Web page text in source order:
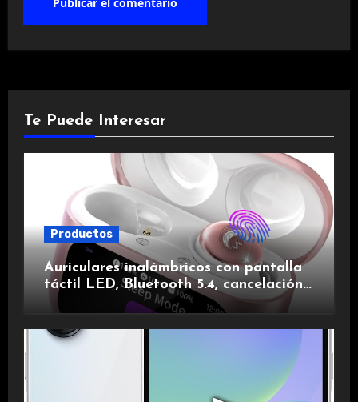
Te Puede Interesar
Productos
Auriculares inalámbricos con pantalla
táctil LED, Bluetooth 5.4, cancelación
de ruido, impermeables y de larga